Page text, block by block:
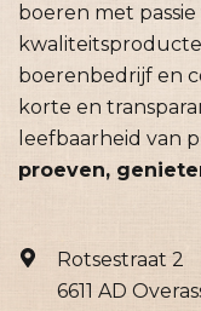
boeren met
boerenbedrijf en
korte en
leefbaarheid van
proeven,
Rotsestraat 2
6611 AD